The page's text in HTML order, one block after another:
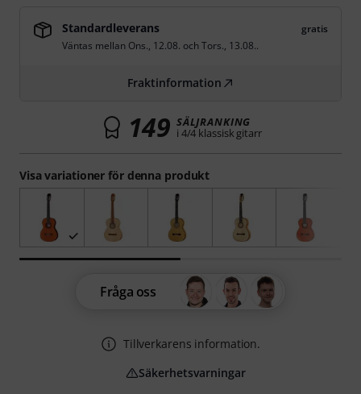
Visa variationer för denna produkt
Standardleverans
gratis
Väntas mellan Ons., 12.08. ochTors., 13.08..
Fraktinformation
149 SÄLJRANKING
i 4/4 klassisk gitarr
Fråga oss
Tillverkarens information.
Säkerhetsvarningar